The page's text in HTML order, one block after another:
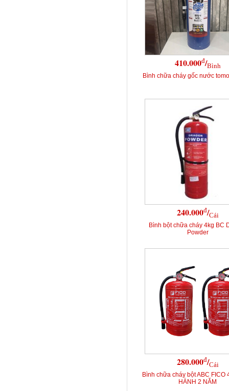
410.000đ/Bình
Bình chữa cháy gốc nước
240.000đ/Cái
Bình bột chữa cháy 4kg BC
Powder
280.000đ/Cái
Bình chữa cháy bột ABC FICO
HÀNH 2 NĂM